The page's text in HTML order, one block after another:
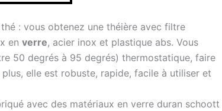
: vous obtenez une théière avec filtre
en verre, acier inox et plastique abs. Vous
50 degrés à 95 degrés) thermostatique, faire
plus, elle est robuste, rapide, facile à utiliser et
avec des matériaux en verre duran schoott